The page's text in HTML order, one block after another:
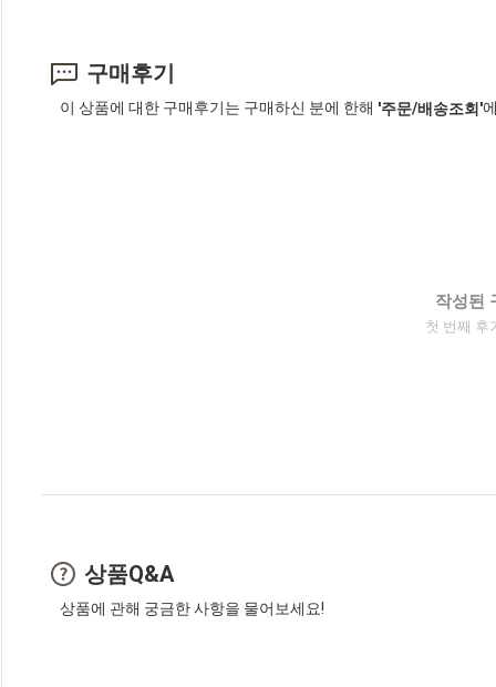
구매후기
이 상품에 대한 구매후기는 구매하신 분에 한해 '주문/배송조회'
작성된
첫 번째 후
상품Q&A
상품에 관해 궁금한 사항을 물어보세요!